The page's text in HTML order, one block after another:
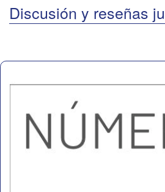
Discusión y reseñas